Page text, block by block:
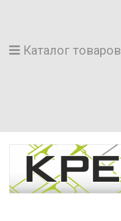
Каталог товаров